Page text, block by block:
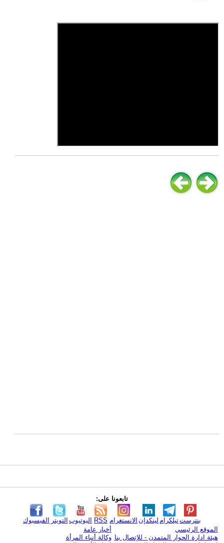
تابعونا على:
الفيسبوك التويتر اليوتيوب RSS الانستغرام لينكدإن تيلكرامبنترست
الموقع الرئيسي
هيئة ادارة الحوار المتمدن - للإتصال بنا
أخبار عامة
وكالة أنباء المرأة